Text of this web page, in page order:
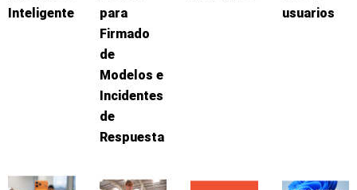
Inteligente
para
Firmado
de
Modelos e
Incidentes
de
Respuesta
usuarios